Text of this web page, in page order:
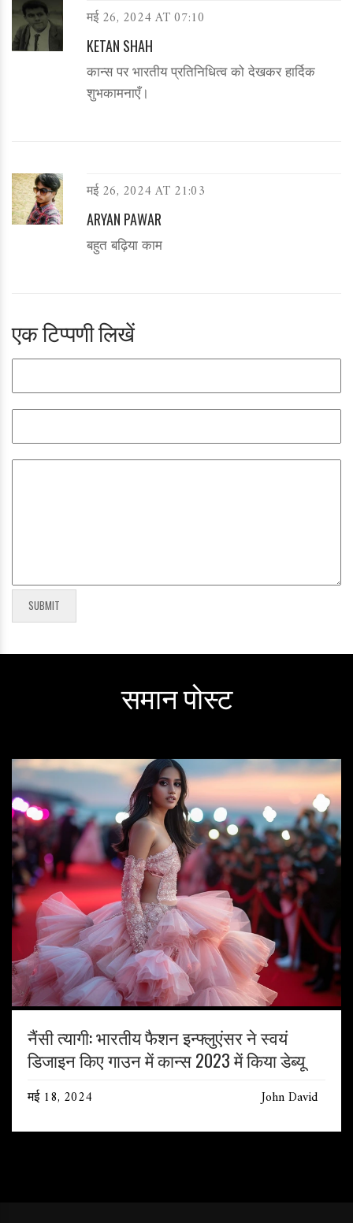
मई 26, 2024 AT 07:10
KETAN SHAH
कान्स पर भारतीय प्रतिनिधित्व को देखकर हार्दिक
शुभकामनाएँ।
मई 26, 2024 AT 21:03
ARYAN PAWAR
बहुत बढ़िया काम
एक टिप्पणी लिखें
समान पोस्ट
नैंसी त्यागी: भारतीय फैशन इन्फ्लुएंसर ने स्वयं
डिजाइन किए गाउन में कान्स 2023 में किया डेब्यू
मई 18, 2024 John David